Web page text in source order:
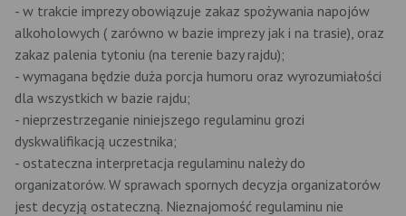
- w trakcie imprezy obowiązuje zakaz spożywania napojów
alkoholowych ( zarówno w bazie imprezy jak i na trasie), oraz
zakaz palenia tytoniu (na terenie bazy rajdu);
- wymagana będzie duża porcja humoru oraz wyrozumiałości
dla wszystkich w bazie rajdu;
- nieprzestrzeganie niniejszego regulaminu grozi
dyskwalifikacją uczestnika;
- ostateczna interpretacja regulaminu należy do
organizatorów. W sprawach spornych decyzja organizatorów
jest decyzją ostateczną. Nieznajomość regulaminu nie